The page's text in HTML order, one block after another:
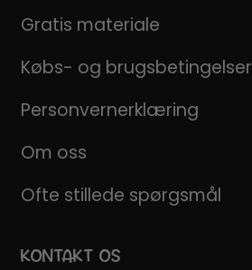
Gratis materiale
Købs- og brugsbetingelser
Personvernerklæring
Om oss
Ofte stillede spørgsmål
KONTAKT OS